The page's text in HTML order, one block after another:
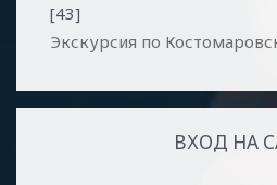
[43]
Экскурсия по
ВХОД НА